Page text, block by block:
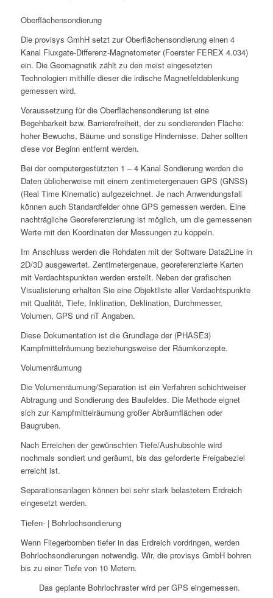
Oberflächensondierung
Die provisys GmhH setzt zur Oberflächensondierung einen 4
Kanal Fluxgate-Differenz-Magnetometer (Foerster FEREX 4.034)
ein. Die Geomagnetik zählt zu den meist eingesetzten
Technologien mithilfe dieser die irdische Magnetfeldablenkung
gemessen wird.
Voraussetzung für die Oberflächensondierung ist eine
Begehbarkeit bzw. Barrierefreiheit, der zu sondierenden Fläche:
hoher Bewuchs, Bäume und sonstige Hindernisse. Daher sollten
diese vor Beginn entfernt werden.
Bei der computergestützten 1 – 4 Kanal Sondierung werden die
Daten üblicherweise mit einem zentimetergenauen GPS (GNSS)
(Real Time Kinematic) aufgezeichnet. Je nach Anwendungsfall
können auch Standardfelder ohne GPS gemessen werden. Eine
nachträgliche Georeferenzierung ist möglich, um die gemessenen
Werte mit den Koordinaten der Messungen zu koppeln.
Im Anschluss werden die Rohdaten mit der Software Data2Line in
2D/3D ausgewertet. Zentimetergenaue, georeferenzierte Karten
mit Verdachtspunkten werden erstellt. Neben der grafischen
Visualisierung erhalten Sie eine Objektliste aller Verdachtspunkte
mit Qualität, Tiefe, Inklination, Deklination, Durchmesser,
Volumen, GPS und nT Angaben.
Diese Dokumentation ist die Grundlage der (PHASE3)
Kampfmittelräumung beziehungsweise der Räumkonzepte.
Volumenräumung
Die Volumenräumung/Separation ist ein Verfahren schichtweiser
Abtragung und Sondierung des Baufeldes. Die Methode eignet
sich zur Kampfmittelräumung großer Abräumflächen oder
Baugruben.
Nach Erreichen der gewünschten Tiefe/Aushubsohle wird
nochmals sondiert und geräumt, bis das geforderte Freigabeziel
erreicht ist.
Separationsanlagen können bei sehr stark belastetem Erdreich
eingesetzt werden.
Tiefen- | Bohrlochsondierung
Wenn Fliegerbomben tiefer in das Erdreich vordringen, werden
Bohrlochsondierungen notwendig. Wir, die provisys GmbH bohren
bis zu einer Tiefe von 10 Metern.
Das geplante Bohrlochraster wird per GPS eingemessen.